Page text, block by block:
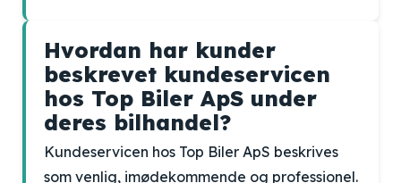
Hvordan har kunder
beskrevet kundeservicen
hos Top Biler ApS under
deres bilhandel?
Kundeservicen hos Top Biler ApS beskrives
som venlig, imødekommende og professionel.